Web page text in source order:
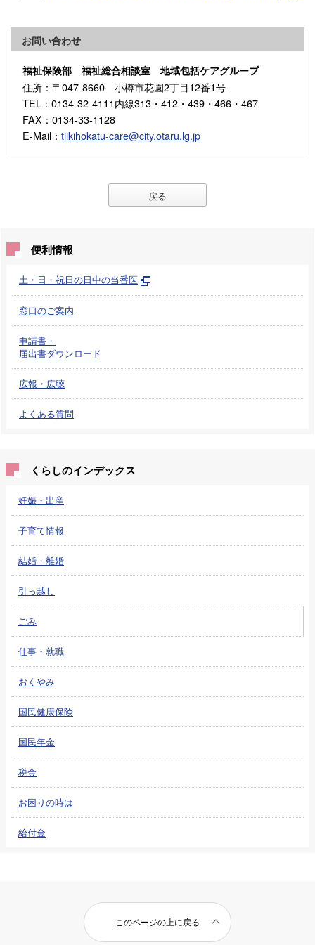
お問い合わせ
福祉保険部 福祉総合相談室 地域包括ケアグループ
住所 ：〒047-8660 小樽市花園2丁目12番1号
TEL ：0134-32-4111内線313・412・439・466・467
FAX ：0134-33-1128
E-Mail ： tiikihokatu-care@city.otaru.lg.jp
戻る
便利情報
土・日・祝日の日中の当番医
窓口のご案内
申請書・
届出書ダウンロード
広報・広聴
よくある質問
くらしのインデックス
妊娠・出産
子育て情報
結婚・離婚
引っ越し
ごみ
仕事・就職
おくやみ
国民健康保険
国民年金
税金
お困りの時は
給付金
このページの上に戻る